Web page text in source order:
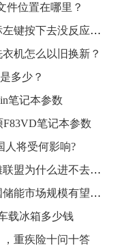
件位置在哪里？
鼠标左键按下去没反应怎么回事？鼠标左键按下去没反应怎么解决？
机怎么以旧换新？
多少？
笔记本参数
笔记本参数
人将受何影响?
英雄联盟比尔吉沃特英雄有哪些？英雄联盟为什么进不去比尔吉沃特？
环球快资讯丨王泽深：预计2025年中国储能市场规模有望达70GW【附新型储装机现状及市场预测】
载冰箱多少钱
，重疾险十问十答